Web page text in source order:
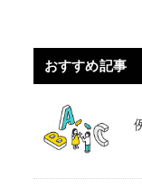
おすすめ記事